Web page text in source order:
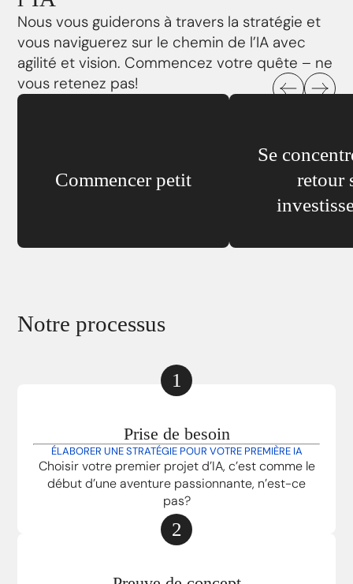
Nous vous guiderons à travers la stratégie et
vous naviguerez sur le chemin de l’IA avec
agilité et vision. Commencez votre quête – ne
vous retenez pas!
Commencer petit
Se
retour
Notre processus
1
Prise de besoin
ÉLABORER UNE STRATÉGIE POUR VOTRE PREMIÈRE IA
Choisir votre premier projet d’IA, c’est comme le
début d’une aventure passionnante, n’est-ce
pas?
2